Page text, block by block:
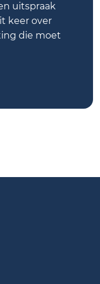
uitspraak
keer over
die moet